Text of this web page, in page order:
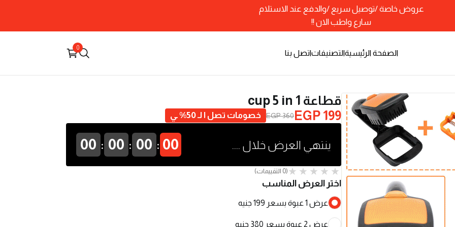
عروض خاصة /توصيل سريع /والدفع عند الاستلام
سارع واطب الان !!
الصفحة الرئيسيةالتصنيفاتاتصل بنا
0
قطاعة cup 5 in 1
EGP 199
EGP 360 خصومات تصل ا لـ 50% ـي
ينتهي العرض خلال .... 00 : 00 : 00 : 00
(0 التقييمات)
اختر العرض المناسب
عرض 1 عبوة بسعر 199 جنيه
عرض 2 عبوة بسعر 380 جنيه